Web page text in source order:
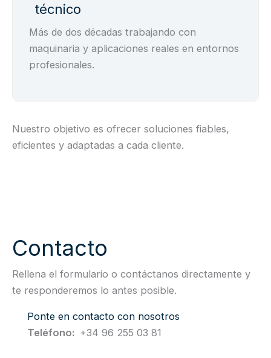
técnico
Más de dos décadas trabajando con
maquinaria y aplicaciones reales en entornos
profesionales.
Nuestro objetivo es ofrecer soluciones fiables,
eficientes y adaptadas a cada cliente.
Contacto
Rellena el formulario o contáctanos directamente y
te responderemos lo antes posible.
Ponte en contacto con nosotros
Teléfono: +34 96 255 03 81